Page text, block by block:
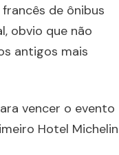
de ônibus
obvio que não
antigos mais
vencer o evento
Hotel Michelin